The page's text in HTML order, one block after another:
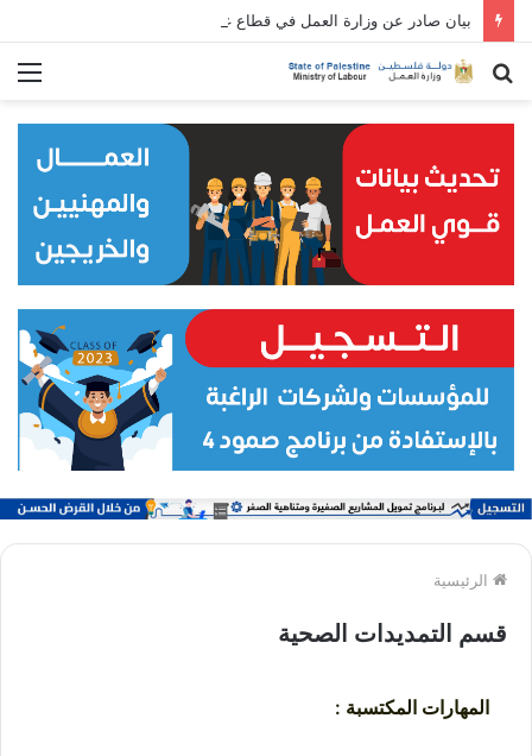
بحث
الرئيسية
قسم التمديدات الصحية
المهارات المكتسبة :